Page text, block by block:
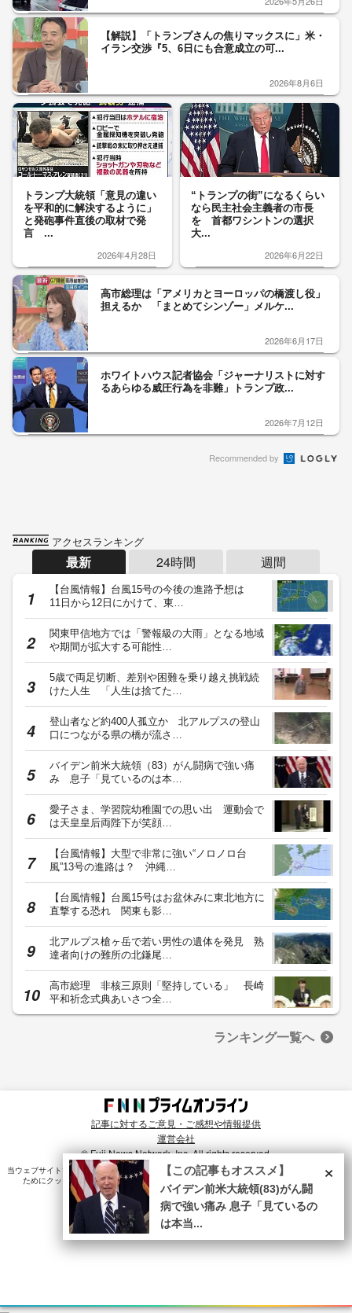
【解説】「トランプさんの焦りマックスに」米・
イラン交渉『5、6日にも合意成立の可...
2026年8月6日
トランプ大統領「意見の違い
を平和的に解決するように」
と発砲事件直後の取材で発
言 ...
2026年4月28日
“トランプの街”になるくらい
なら民主社会主義者の市長
を 首都ワシントンの選択
大...
2026年6月22日
高市総理は「アメリカとヨーロッパの橋渡し役」
担えるか 「まとめてシンゾー」メルケ...
2026年6月17日
ホワイトハウス記者協会「ジャーナリストに対す
るあらゆる威圧行為を非難」トランプ政...
2026年7月12日
Recommended by
アクセスランキング
最新 24時間 週間
【台風情報】台風15号の今後の進路予想は
11日から12日にかけて、東…
関東甲信地方では「警報級の大雨」となる地域
や期間が拡大する可能性…
5歳で両足切断、差別や困難を乗り越え挑戦続
けた人生 「人生は捨てた…
登山者など約400人孤立か 北アルプスの登山
口につながる県の橋が流さ…
バイデン前米大統領（83）がん闘病で強い痛
み 息子「見ているのは本…
愛子さま、学習院幼稚園での思い出 運動会で
は天皇皇后両陛下が笑顔…
【台風情報】大型で非常に強い“ノロノロ台
風”13号の進路は？ 沖縄…
【台風情報】台風15号はお盆休みに東北地方に
直撃する恐れ 関東も影…
北アルプス槍ヶ岳で若い男性の遺体を発見 熟
達者向けの難所の北鎌尾…
高市総理 非核三原則「堅持している」 長崎
平和祈念式典あいさつ全…
ランキング一覧へ
記事に対するご意見・ご感想や情報提供
運営会社
© Fuji News Network, Inc. All rights reserved.
当ウェブサイトでは、ユーザのニーズ・興味・関⼼に合致したコンテンツや広告配信を提供する
ためにクッキーを使⽤しています。詳細は、
プライバシーポリシー をご確認ください。×
【この記事もオススメ】
バイデン前米大統領(83)がん闘
病で強い痛み 息子「見ているの
は本当...